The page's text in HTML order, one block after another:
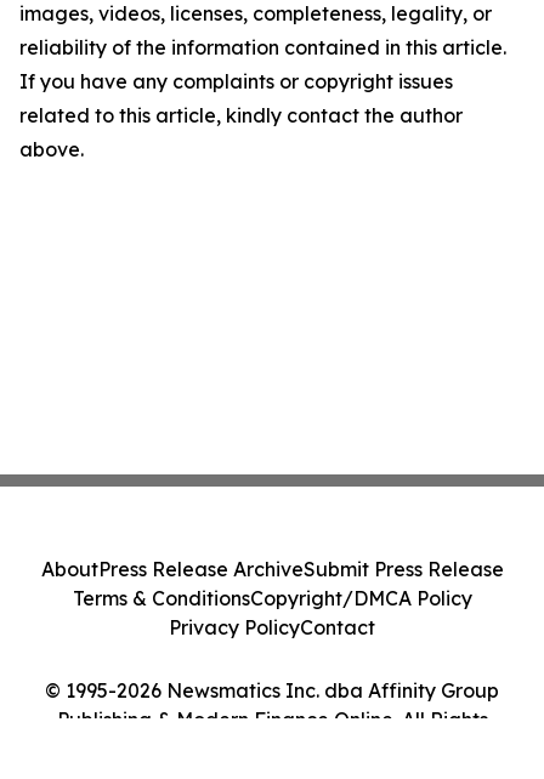
images, videos, licenses, completeness, legality, or
reliability of the information contained in this article.
If you have any complaints or copyright issues
related to this article, kindly contact the author
above.
© 1995-2026 Newsmatics Inc. dba Affinity Group
Publishing & Modern Finance Online. All Rights
AboutPress Release ArchiveSubmit Press Release
Terms & ConditionsCopyright/DMCA Policy
Privacy PolicyContact